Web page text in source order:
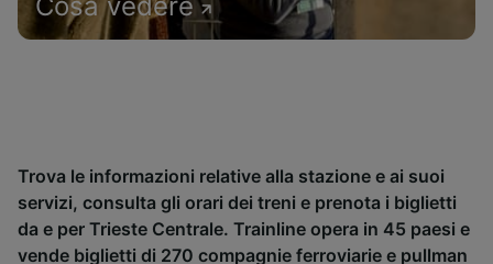
Trova le informazioni relative alla stazione e ai suoi
servizi, consulta gli orari dei treni e prenota i biglietti
da e per Trieste Centrale. Trainline opera in 45 paesi e
vende biglietti di 270 compagnie ferroviarie e pullman